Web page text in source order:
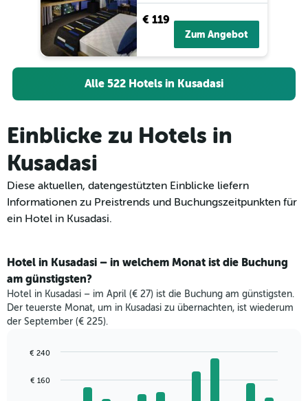
€ 119
Zum Angebot
Alle 522 Hotels in Kusadasi
Einblicke zu Hotels in
Kusadasi
Diese aktuellen, datengestützten Einblicke liefern
Informationen zu Preistrends und Buchungszeitpunkten für
ein Hotel in Kusadasi.
Hotel in Kusadasi – in welchem Monat ist die Buchung
am günstigsten?
Hotel in Kusadasi – im April (€ 27) ist die Buchung am günstigsten.
Der teuerste Monat, um in Kusadasi zu übernachten, ist wiederum
der September (€ 225).
chart
graphic.
€ 160
€ 240